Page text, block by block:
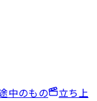
中のもの
立ち上